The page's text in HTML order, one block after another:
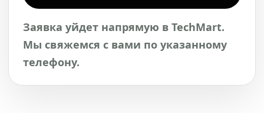
Заявка уйдет напрямую в TechMart.
Мы свяжемся с вами по указанному
телефону.